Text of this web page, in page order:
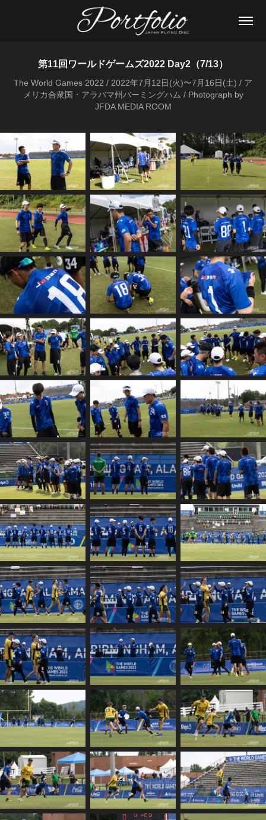
第11回ワールドゲームズ2022 Day2（7/13）
The World Games 2022 / 2022年7月12日(火)〜7月16日(土) / ア
メリカ合衆国・アラバマ州バーミングハム / Photograph by
JFDA MEDIA ROOM